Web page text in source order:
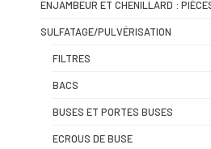
ENJAMBEUR ET CHENILLARD :
SULFATAGE/PULVÉRISATION
FILTRES
BACS
BUSES ET PORTES BUSES
ECROUS DE BUSE